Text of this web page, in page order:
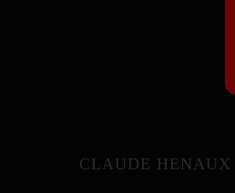
CLAUDE HENAUX